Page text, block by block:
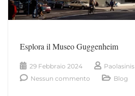
Esplora il Museo Guggenheim
29 Febbraio 2024
Paolasinis
Nessun commento
Blog